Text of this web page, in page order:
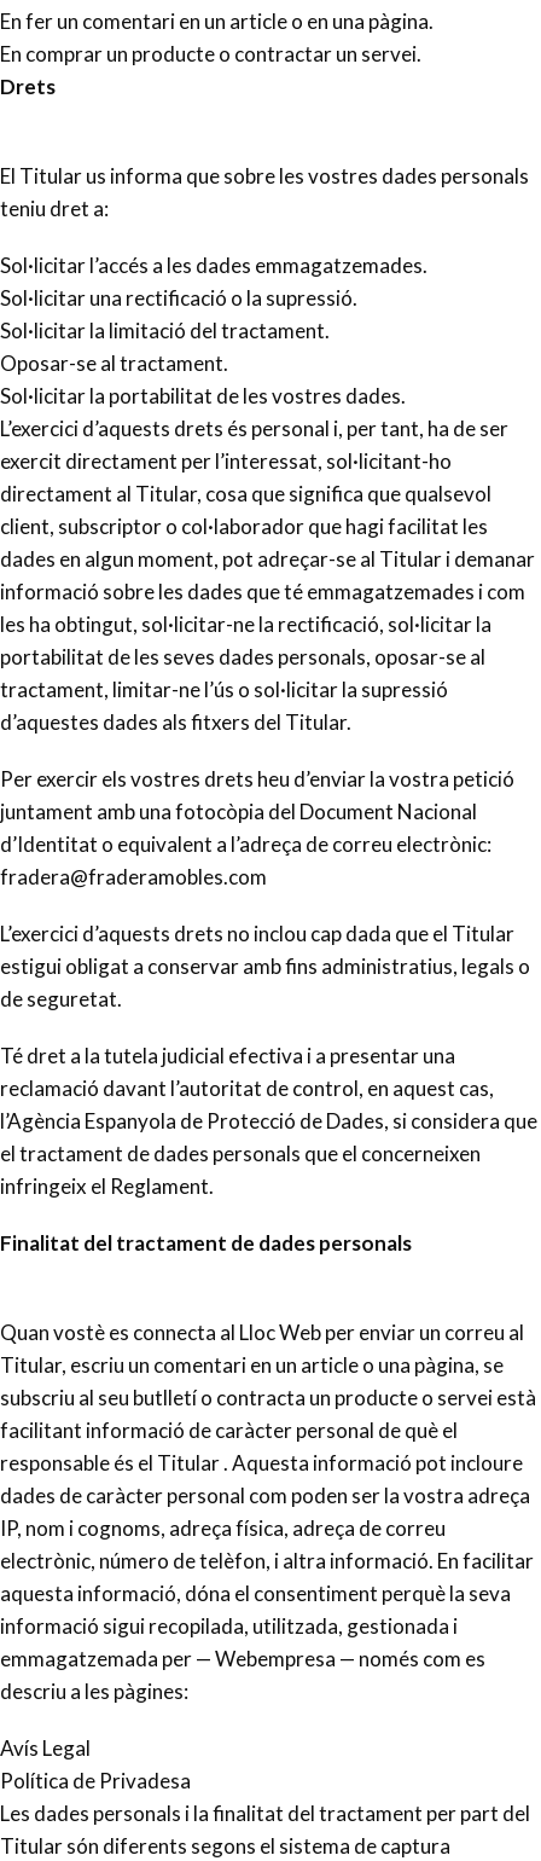
En fer un comentari en un article o en una pàgina.
En comprar un producte o contractar un servei.
Drets
El Titular us informa que sobre les vostres dades personals
teniu dret a:
Sol·licitar l’accés a les dades emmagatzemades.
Sol·licitar una rectificació o la supressió.
Sol·licitar la limitació del tractament.
Oposar-se al tractament.
Sol·licitar la portabilitat de les vostres dades.
L’exercici d’aquests drets és personal i, per tant, ha de ser
exercit directament per l’interessat, sol·licitant-ho
directament al Titular, cosa que significa que qualsevol
client, subscriptor o col·laborador que hagi facilitat les
dades en algun moment, pot adreçar-se al Titular i demanar
informació sobre les dades que té emmagatzemades i com
les ha obtingut, sol·licitar-ne la rectificació, sol·licitar la
portabilitat de les seves dades personals, oposar-se al
tractament, limitar-ne l’ús o sol·licitar la supressió
d’aquestes dades als fitxers del Titular.
Per exercir els vostres drets heu d’enviar la vostra petició
juntament amb una fotocòpia del Document Nacional
d’Identitat o equivalent a l’adreça de correu electrònic:
fradera@fraderamobles.com
L’exercici d’aquests drets no inclou cap dada que el Titular
estigui obligat a conservar amb fins administratius, legals o
de seguretat.
Té dret a la tutela judicial efectiva i a presentar una
reclamació davant l’autoritat de control, en aquest cas,
l’Agència Espanyola de Protecció de Dades, si considera que
el tractament de dades personals que el concerneixen
infringeix el Reglament.
Finalitat del tractament de dades personals
Quan vostè es connecta al Lloc Web per enviar un correu al
Titular, escriu un comentari en un article o una pàgina, se
subscriu al seu butlletí o contracta un producte o servei està
facilitant informació de caràcter personal de què el
responsable és el Titular . Aquesta informació pot incloure
dades de caràcter personal com poden ser la vostra adreça
IP, nom i cognoms, adreça física, adreça de correu
electrònic, número de telèfon, i altra informació. En facilitar
aquesta informació, dóna el consentiment perquè la seva
informació sigui recopilada, utilitzada, gestionada i
emmagatzemada per — Webempresa — només com es
descriu a les pàgines:
Avís Legal
Política de Privadesa
Les dades personals i la finalitat del tractament per part del
Titular són diferents segons el sistema de captura